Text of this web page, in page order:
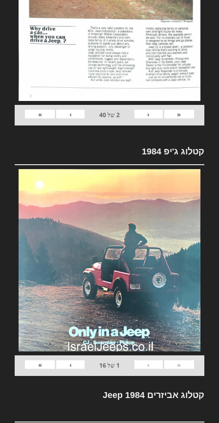
«
‹
2של40
›
»
קטלוג ג'יפ 1984
«
‹
1 של16
›
»
קטלוג אביזרים Jeep 1984